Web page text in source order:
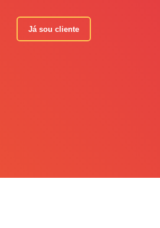
Já sou cliente